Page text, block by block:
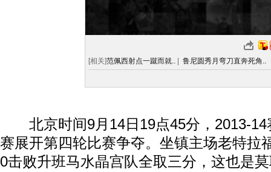
[相关]范佩西射点一蹴而就.. 鲁尼圆秀月弯刀直奔死角..
北京时间9月14日19点45分，2013-14
赛展开第四轮比赛争夺。坐镇主场老特拉
0击败升班马水晶宫队全取三分，这也是